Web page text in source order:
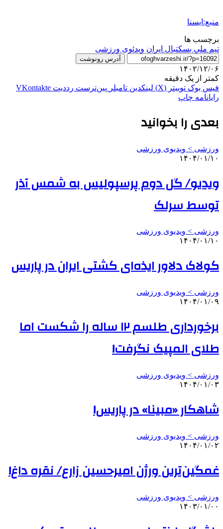
منبع:ایسنا
برچسب ها
تيم ملي بسكتبال ايران ویدئوی ورزشی
آدرس رونوشت
۱۴۰۲/۱۲/۰۶
کمتر از یک دقیقه
فیس بوک توییتر (X) لینکدین ‫تامبلر ‫پین‌ترست ‫رددیت ‫VKontakte
رایانامه چاپ
بعدی را بخوانید
ورزشی > ویدیوی ورزشی
۱۴۰۴/۰۱/۱۰
ویدیو/ گل دوم پرسپولیس به شمس آذر
توسط سرلک
ورزشی > ویدیوی ورزشی
۱۴۰۴/۰۱/۱۰
کولاک دلاور ایذه‌ای کشتی ایران در پاریس
ورزشی > ویدیوی ورزشی
۱۴۰۴/۰۱/۰۹
برخورداری طلسم ۱۲ ساله را شکست اما
طلای المپیک نگرفت!
ورزشی > ویدیوی ورزشی
۱۴۰۴/۰۱/۰۳
شاهکار «مبینا» در پاریس!
ورزشی > ویدیوی ورزشی
۱۴۰۴/۰۱/۰۲
غمگین‌ترین ورژن امیرحسین زارع/ نقره داغ!
ورزشی > ویدیوی ورزشی
۱۴۰۳/۰۱/۰۰